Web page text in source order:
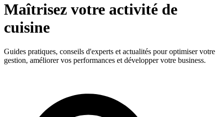
Maîtrisez votre activité de
cuisine
Guides pratiques, conseils d'experts et actualités pour optimiser votre
gestion, améliorer vos performances et développer votre business.